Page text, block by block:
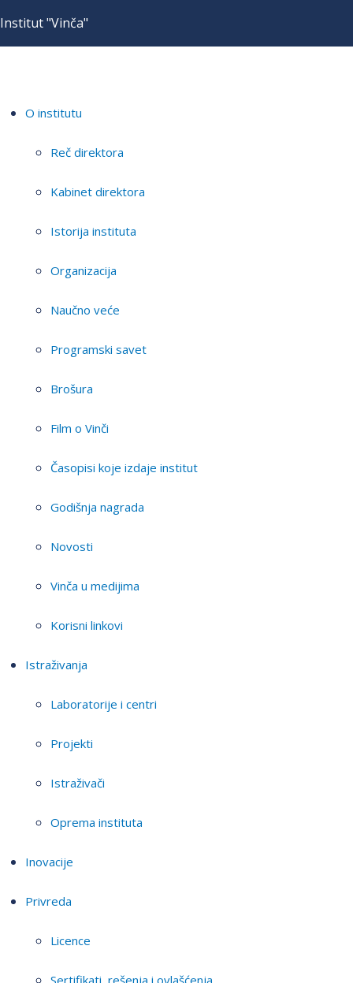
Institut "Vinča"
O institutu
Reč direktora
Kabinet direktora
Istorija instituta
Organizacija
Naučno veće
Programski savet
Brošura
Film o Vinči
Časopisi koje izdaje institut
Godišnja nagrada
Novosti
Vinča u medijima
Korisni linkovi
Istraživanja
Laboratorije i centri
Projekti
Istraživači
Oprema instituta
Inovacije
Privreda
Licence
Sertifikati, rešenja i ovlašćenja